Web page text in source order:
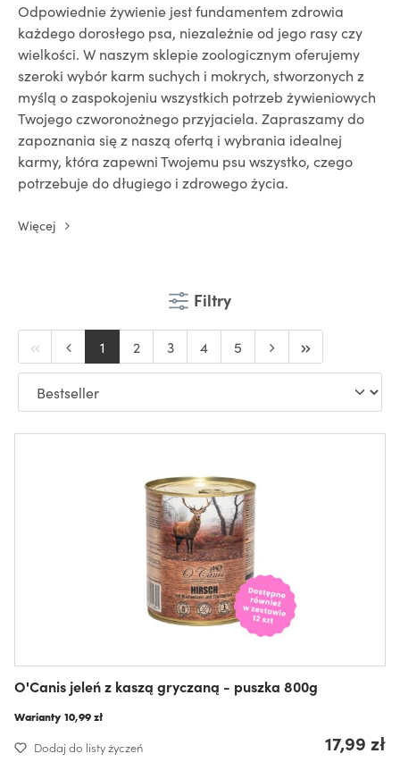
Odpowiednie żywienie jest fundamentem zdrowia
każdego dorosłego psa, niezależnie od jego rasy czy
wielkości. W naszym sklepie zoologicznym oferujemy
szeroki wybór karm suchych i mokrych, stworzonych z
myślą o zaspokojeniu wszystkich potrzeb żywieniowych
Twojego czworonożnego przyjaciela. Zapraszamy do
zapoznania się z naszą ofertą i wybrania idealnej
karmy, która zapewni Twojemu psu wszystko, czego
potrzebuje do długiego i zdrowego życia.
Więcej
Filtry
1 2 3 4 5
O'Canis jeleń z kaszą gryczaną - puszka 800g
Warianty 10,99 zł
Dodaj do listy życzeń 17,99 zł